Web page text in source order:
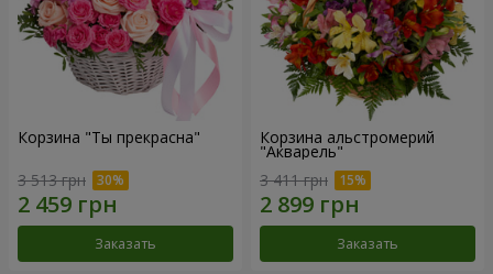
Корзина "Ты прекрасна"
3 513 грн
Заказать
Корзина альстромерий
"Акварель"
3 411 грн
Заказать